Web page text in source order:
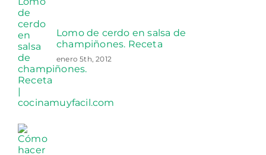
Lomo de cerdo en salsa de
champiñones. Receta
enero 5th, 2012